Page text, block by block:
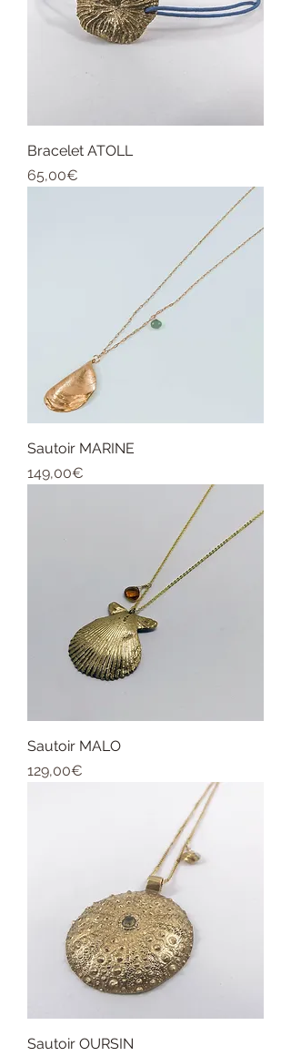
Bracelet ATOLL
Price
65,00€
Sautoir MARINE
Price
149,00€
Sautoir MALO
Price
129,00€
Sautoir OURSIN